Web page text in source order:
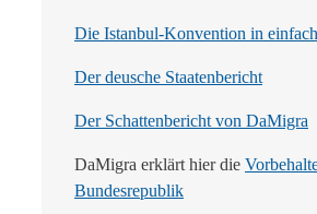
Die Istanbul-Konvention in
Der deusche Staatenbericht
Der Schattenbericht von DaMigra
DaMigra erklärt hier die
Bundesrepublik